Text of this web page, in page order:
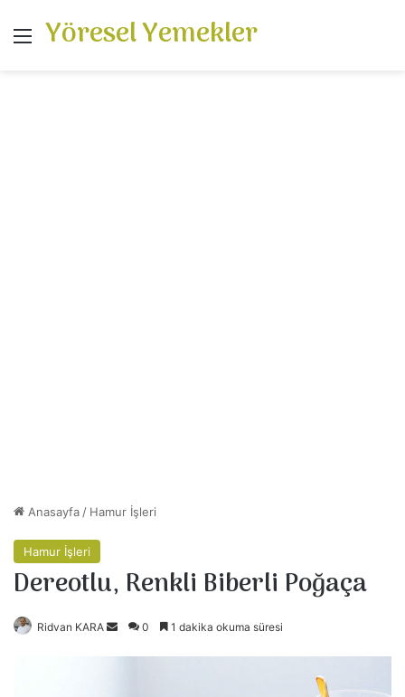
Menü
Yöresel Yemekler
Anasayfa / Hamur İşleri
Hamur İşleri
Dereotlu, Renkli Biberli Poğaça
Ridvan KARA 0 1 dakika okuma süresi